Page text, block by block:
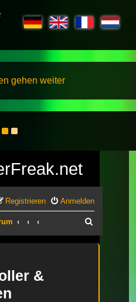
gehen weiter
Anmelden
Registrieren
&